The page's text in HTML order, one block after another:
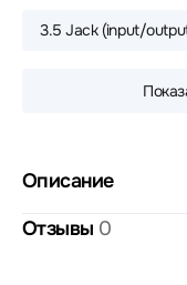
3.5 Jack (input/
Описание
Отзывы 0